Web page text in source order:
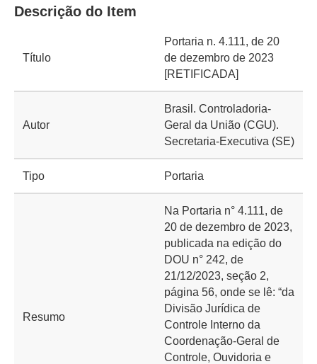
Descrição do Item
Título
Portaria n. 4.111, de 20
de dezembro de 2023
[RETIFICADA]
Autor
Brasil. Controladoria-
Geral da União (CGU).
Secretaria-Executiva (SE)
Tipo Portaria
Resumo
Na Portaria n° 4.111, de
20 de dezembro de 2023,
publicada na edição do
DOU n° 242, de
21/12/2023, seção 2,
página 56, onde se lê: “da
Divisão Jurídica de
Controle Interno da
Coordenação-Geral de
Controle, Ouvidoria e